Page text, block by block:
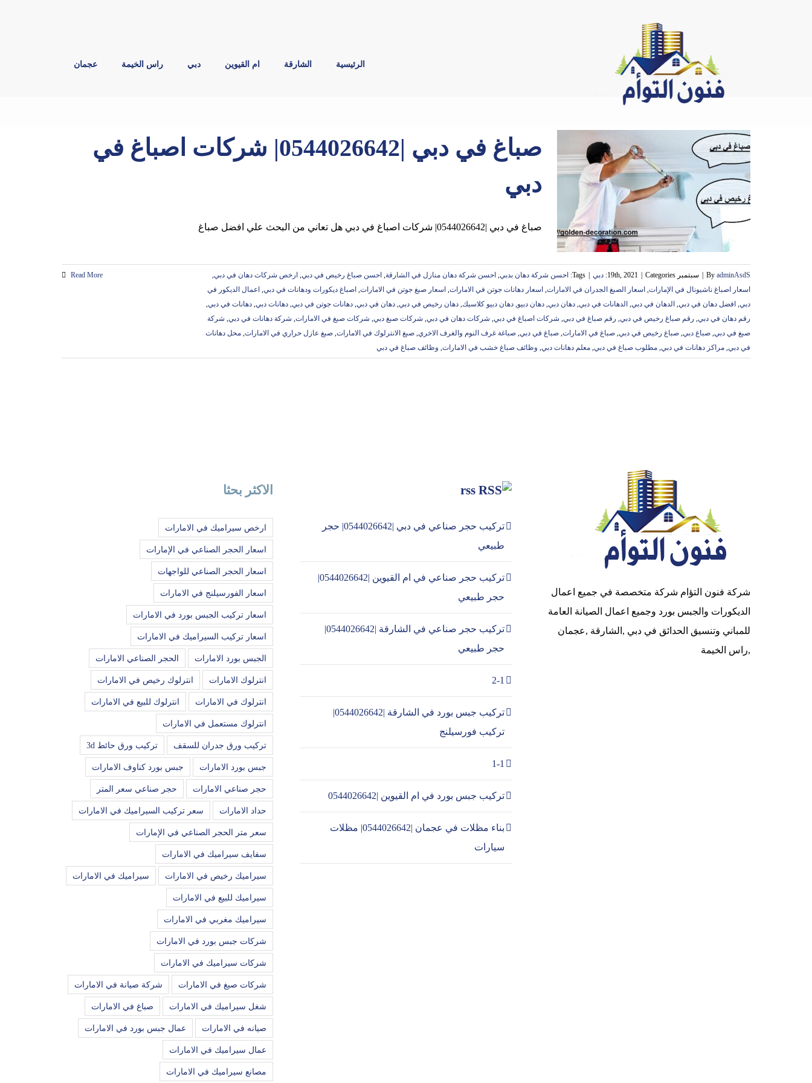
الرئيسية الشارقة ام القيوين دبي راس الخيمة عجمان
صباغ في دبي |0544026642| شركات اصباغ في
دبي
صباغ في دبي |0544026642| شركات اصباغ في دبي هل تعاني من البحث علي افضل صباغ
By adminAsdS سبتمبر 19th, 2021 Categories: دبي Tags: احسن شركة دهان بدبي, احسن شركة دهان منازل في الشارقة, احسن صباغ رخيص في دبي, ارخص شركات دهان في دبي,
اسعار اصباغ ناشيونال في الإمارات, اسعار الصبغ الجدران في الامارات, اسعار دهانات جوتن في الامارات, اسعار صبغ جوتن في الامارات, اصباغ ديكورات ودهانات في دبي, اعمال الديكور في
دبي, افضل دهان في دبي, الدهان في دبي, الدهانات في دبي, دهان دبي, دهان دبيو, دهان دبيو كلاسيك, دهان رخيص في دبي, دهان في دبي, دهانات جوتن في دبي, دهانات دبي, دهانات في دبي,
رقم دهان في دبي, رقم صباغ رخيص في دبي, رقم صباغ في دبي, شركات اصباغ في دبي, شركات دهان في دبي, شركات صبغ دبي, شركات صبغ في الامارات, شركة دهانات في دبي, شركة
صبغ في دبي, صباغ دبي, صباغ رخيص في دبي, صباغ في الامارات, صباغ في دبي, صباغة غرف النوم والغرف الاخري, صبغ الانترلوك في الامارات, صبغ عازل حراري في الامارات, محل دهانات
في دبي, مراكز دهانات في دبي, مطلوب صباغ في دبي, معلم دهانات دبي, وظائف صباغ خشب في الامارات, وظائف صباغ في دبي
Read More
شركة فنون التؤام شركة متخصصة في جميع اعمال
الديكورات والجبس بورد وجميع اعمال الصيانة العامة
للمباني وتنسيق الحدائق في دبي ,الشارقة ,عجمان
,راس الخيمة
rss
تركيب حجر صناعي في دبي |0544026642| حجر
طبيعي
تركيب حجر صناعي في ام القيوين |0544026642|
حجر طبيعي
تركيب حجر صناعي في الشارقة |0544026642|
حجر طبيعي
2-1
تركيب جبس بورد في الشارقة |0544026642|
تركيب فورسيلنج
1-1
تركيب جبس بورد في ام القيوين |0544026642
بناء مظلات في عجمان |0544026642| مظلات
سيارات
الاكثر بحثا
ارخص سيراميك في الامارات
اسعار الحجر الصناعي في الإمارات
اسعار الحجر الصناعي للواجهات
اسعار الفورسيلنج في الامارات
اسعار تركيب الجبس بورد في الامارات
اسعار تركيب السيراميك في الامارات
الجبس بورد الامارات الحجر الصناعي الامارات
انترلوك الامارات انترلوك رخيص في الامارات
انترلوك في الامارات انترلوك للبيع في الامارات
انترلوك مستعمل في الامارات
تركيب ورق جدران للسقف تركيب ورق حائط 3d
جبس بورد الامارات جبس بورد كناوف الامارات
حجر صناعي الامارات حجر صناعي سعر المتر
حداد الامارات سعر تركيب السيراميك في الامارات
سعر متر الحجر الصناعي في الإمارات
سفايف سيراميك في الامارات
سيراميك رخيص في الامارات سيراميك في الامارات
سيراميك للبيع في الامارات
سيراميك مغربي في الامارات
شركات جبس بورد في الامارات
شركات سيراميك في الامارات
شركات صبغ في الامارات شركة صيانة في الامارات
شغل سيراميك في الامارات صباغ في الامارات
صيانه في الامارات عمال جبس بورد في الامارات
عمال سيراميك في الامارات
مصانع سيراميك في الامارات